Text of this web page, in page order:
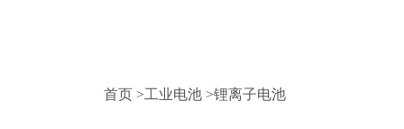
首页 >工业电池 >锂离子电池